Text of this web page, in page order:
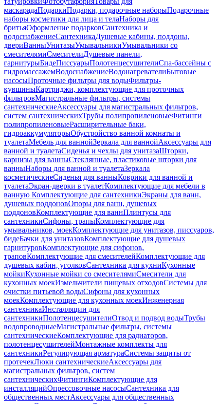
маскарадаПодаркиПодарки, подарочные наборыПодарочные
наборы косметики для лица и телаНаборы для
бритьяОформление подарковСантехника и
водоснабжениеСантехникаДушевые кабины, поддоны,
двериВанныУнитазыУмывальникиУмывальники со
смесителямиСмесителиДушевые панели,
гарнитурыБидеПиссуарыПолотенцесушителиСпа-бассейны с
гидромассажемВодоснабжениеВодонагревателиБытовые
насосыПроточные фильтры для водыФильтры-
кувшиныКартриджи, комплектующие для проточных
фильтровМагистральные фильтры, системы
сантехническиеАксессуары для магистральных фильтров,
систем сантехническихТрубы полипропиленовыеФитинги
полипропиленовыеРасширительные баки,
гидроаккумуляторыОбустройство ванной комнаты и
туалетаМебель для ваннойЗеркала для ваннойАксессуары для
ванной и туалетаСиденья и чехлы для унитазаШторки,
карнизы для ванныСтеклянные, пластиковые шторки для
ванныНаборы для ванной и туалетаЗеркала
косметическиеСиденья для ванныКоврики для ванной и
туалетаЭкран-дверки в туалетКомплектующие для мебели в
ванную Комплектующие для сантехникиЭкраны для ванн,
душевых поддоновОпоры для ванн, душевых
поддоновКомплектующие для ваннПлинтусы для
сантехникиСифоны, трапыКомплектующие для
умывальников, моекКомплектующие для унитазов, писсуаров,
бидеБачки для унитазовКомплектующие для душевых
гарнитуровКомплектующие для сифонов,
траповКомплектующие для смесителейКомплектующие для
душевых кабин, уголковСантехника для кухниКухонные
мойкиКухонные мойки со смесителямиСмесители для
кухонных моекИзмельчители пищевых отходовСистемы для
очистки питьевой водыСифоны для кухонных
моекКомплектующие для кухонных моекИнженерная
сантехникаИнсталляции для
сантехникиПолотенцесушителиОтвод и подвод водыТрубы
водопроводныеМагистральные фильтры, системы
сантехническиеКомплектующие для радиаторов,
полотенцесушителейМонтажные комплекты для
сантехникиРегулирующая арматураСистемы защиты от
протечекЛюки сантехническиеАксессуары для
магистральных фильтров, систем
сантехническихФитингиКомплектующие для
инсталляцийОпрессовочные насосыСантехника для
общественных местАксессуары для общественных